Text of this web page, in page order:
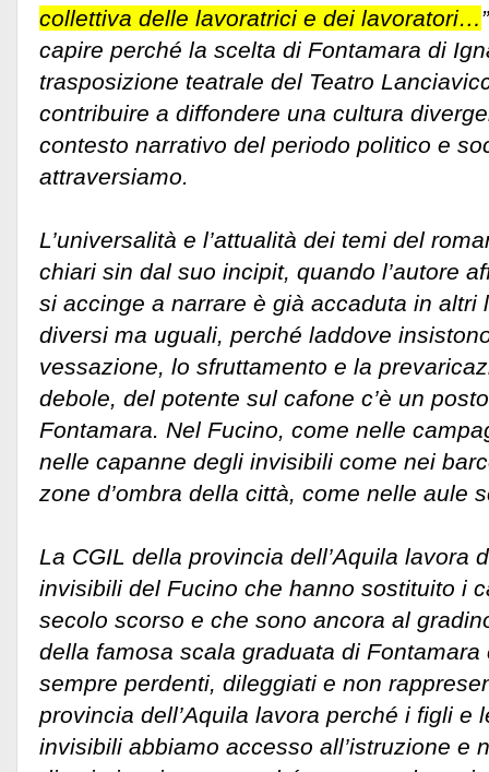
collettiva delle lavoratrici e dei lavoratori…”
capire perché la scelta di Fontamara di
trasposizione teatrale del Teatro
contribuire a diffondere una cultura
contesto narrativo del periodo politico e
attraversiamo.
L’universalità e l’attualità dei temi del
chiari sin dal suo incipit, quando l’autore
si accinge a narrare è già accaduta in altri
diversi ma uguali, perché laddove
vessazione, lo sfruttamento e la
debole, del potente sul cafone c’è un
Fontamara. Nel Fucino, come nelle
nelle capanne degli invisibili come nei
zone d’ombra della città, come nelle aule
La CGIL della provincia dell’Aquila lavora
invisibili del Fucino che hanno sostituito i
secolo scorso e che sono ancora al
della famosa scala graduata di
sempre perdenti, dileggiati e non
provincia dell’Aquila lavora perché i figli e
invisibili abbiamo accesso all’istruzione e